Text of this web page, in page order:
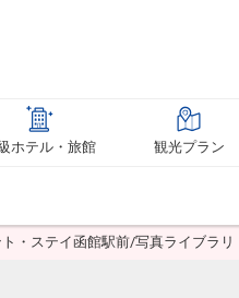
ホテル・旅館 観光プラン
・ステイ函館駅前/写真ライブラリ